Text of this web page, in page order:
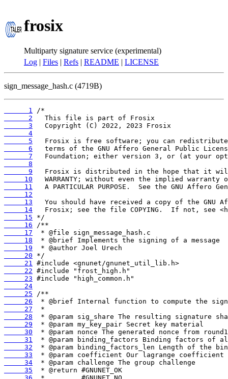
frosix
Multiparty signature service (experimental)
Log | Files | Refs | README | LICENSE
sign_message_hash.c (4719B)
      1
      2
      3
      4
      5
      6
      7
      8
      9
     10
     11
     12
     13
     14
     15
     16
     17
     18
     19
     20
     21
     22
     23
     24
     25
     26
     27
     28
     29
     30
     31
     32
     33
     34
     35